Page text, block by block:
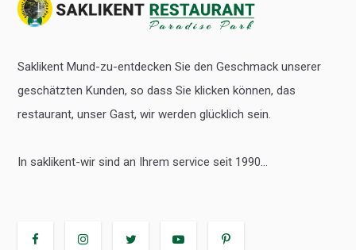
Saklikent Mund-zu-entdecken Sie den Geschmack unserer
geschätzten Kunden, so dass Sie klicken können, das
restaurant, unser Gast, wir werden glücklich sein.
In saklikent-wir sind an Ihrem service seit 1990...